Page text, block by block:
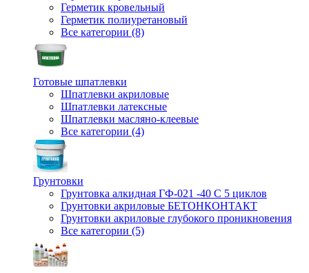
Герметик кровельный
Герметик полиуретановый
Все категории (8)
Готовые шпатлевки
Шпатлевки акриловые
Шпатлевки латексные
Шпатлевки масляно-клеевые
Все категории (4)
Грунтовки
Грунтовка алкидная ГФ-021 -40 С 5 циклов
Грунтовки акриловые БЕТОНКОНТАКТ
Грунтовки акриловые глубокого проникновения
Все категории (5)